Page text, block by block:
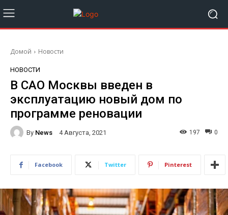
Домой Новости
НОВОСТИ
В САО Москвы введен в
эксплуатацию новый дом по
программе реновации
By News 4 Августа, 2021 0
197
Facebook Twitter Pinterest